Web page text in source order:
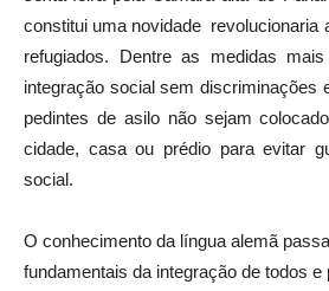
constitui uma novidade revolucionaria
refugiados. Dentre as medidas
integração social sem discriminações
pedintes de asilo não sejam
cidade, casa ou prédio para evitar
social.
O conhecimento da língua alemã
fundamentais da integração de todos